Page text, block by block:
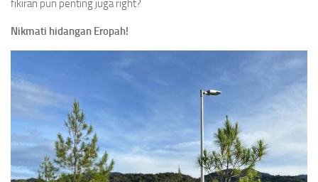
fikiran pun penting juga right?
Nikmati hidangan Eropah!